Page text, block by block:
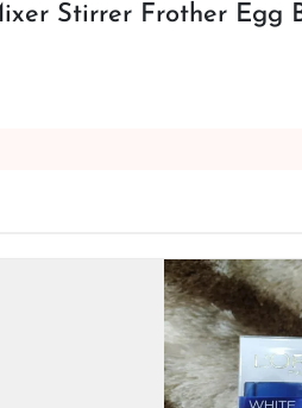
Stirrer Frother Egg